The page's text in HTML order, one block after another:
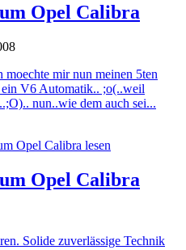
Opel Calibra
mir nun meinen 5ten
ein V6 Automatik.. ;o(..weil
nun..wie dem auch sei...
Opel Calibra lesen
Opel Calibra
Solide zuverlässige Technik